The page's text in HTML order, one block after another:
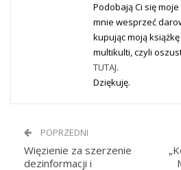
Podobają Ci się
mnie wesprzeć
kupując moją
multikulti, czyli
TUTAJ.
Dziękuję.
POPRZEDNI
Więzienie za szerzenie
dezinformacji i